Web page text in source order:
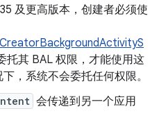
及更高版本，创建者必须使
托其 BAL 权限，才能使用这
，系统不会委托任何权限。
会传递到另一个应用